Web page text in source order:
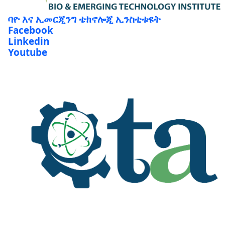
ባዮ እና ኢመርጂንግ ቴክኖሎጂ ኢንስቲቱዩት
Facebook
Linkedin
Youtube